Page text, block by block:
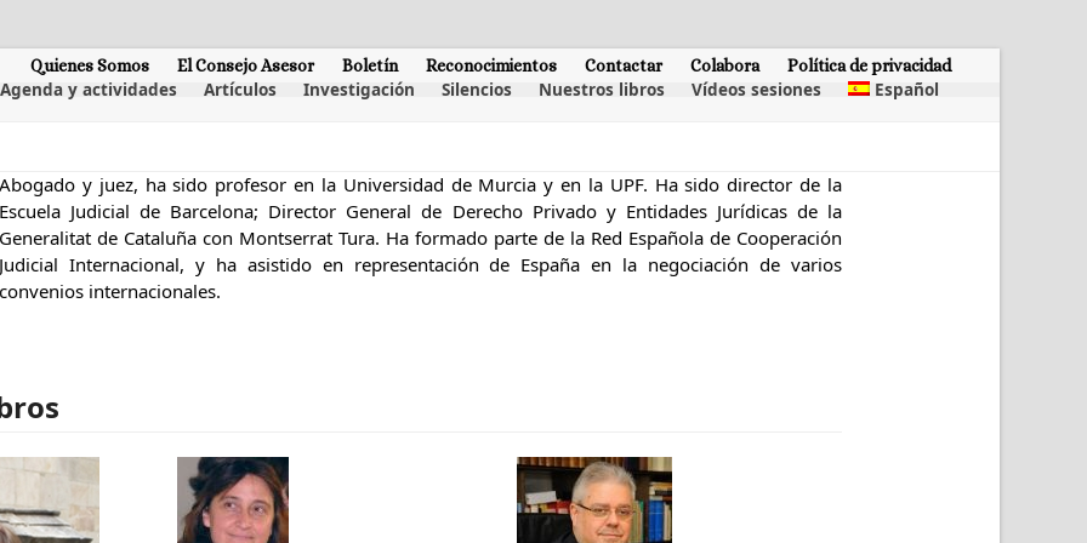
Quienes Somos El Consejo Asesor Boletín Reconocimientos Contactar Colabora Política de privacidad
Agenda y actividades Artículos Investigación Silencios Nuestros libros Vídeos sesiones Español
Abogado y juez, ha sido profesor en la Universidad de Murcia y en la UPF. Ha sido director de la
Escuela Judicial de Barcelona; Director General de Derecho Privado y Entidades Jurídicas de la
Generalitat de Cataluña con Montserrat Tura. Ha formado parte de la Red Española de Cooperación
Judicial Internacional, y ha asistido en representación de España en la negociación de varios
convenios internacionales.